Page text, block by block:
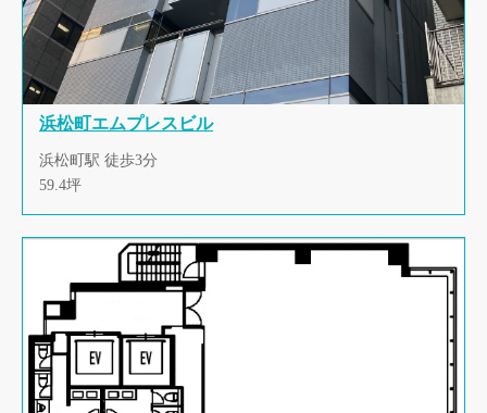
浜松町エムプレスビル
浜松町駅 徒歩3分
59.4坪